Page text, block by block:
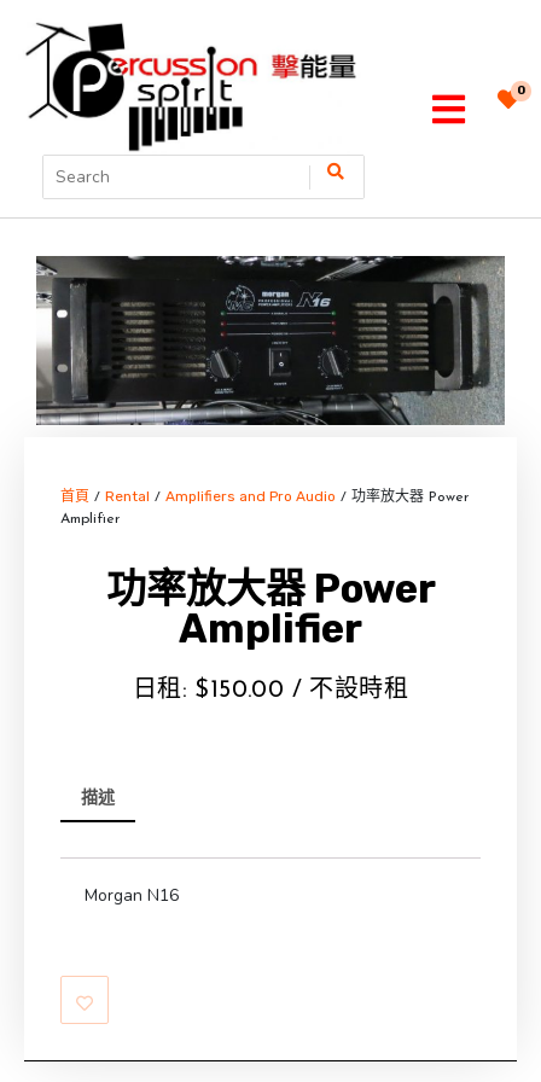
0
首頁 / Rental / Amplifiers and Pro Audio / 功率放大器 Power
Amplifier
功率放大器 Power
Amplifier
日租: $150.00 / 不設時租
描述
Morgan N16